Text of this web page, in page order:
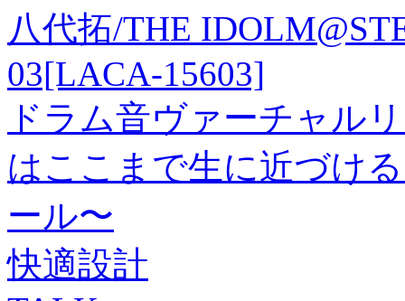
八代拓/THE
03[LACA-15603]
ドラム音ヴァーチャル
はここまで生に近づけ
ール〜
快適設計